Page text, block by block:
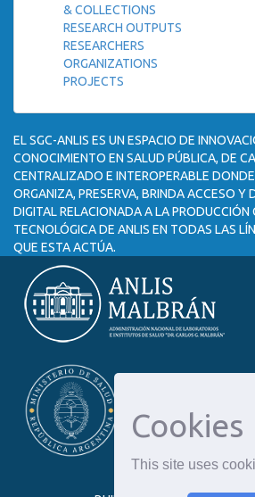
Cookies
This site uses
& COLLECTIONS
RESEARCH OUTPUTS
RESEARCHERS
ORGANIZATIONS
PROJECTS
EL SGC-ANLIS ES UN ESPACIO DE
CONOCIMIENTO EN SALUD PÚBLICA, DE
CENTRALIZADO E INTEROPERABLE
ORGANIZA, PRESERVA, BRINDA ACCESO Y
DIGITAL RELACIONADA A LA PRODUCCIÓN
TECNOLÓGICA DE ANLIS EN TODAS LAS
QUE ESTA ACTÚA.